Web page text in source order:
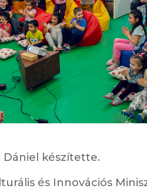
készítette.
és Innovációs